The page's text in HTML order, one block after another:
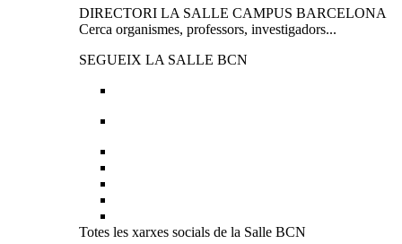
DIRECTORI LA SALLE CAMPUS BARCELONA
Cerca organismes, professors, investigadors...
SEGUEIX LA SALLE BCN
Totes les xarxes socials de la Salle BCN